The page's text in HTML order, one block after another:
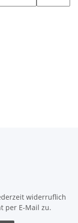
widerruflich
per E-Mail zu.